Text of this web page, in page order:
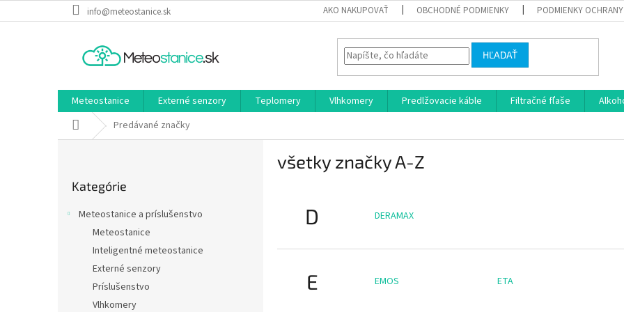
na
info@meteostanice.sk AKO NAKUPOVAŤ OBCHODNÉ PODMIENKY PODMIENKY OCHRANY
HĽADAŤ
Meteostanice Externé senzory Teplomery Vlhkomery Predlžovacie káble Filtračné fľaše
DomovPredávané značky
kategórie
Kategórie
Meteostanice a príslušenstvo
Meteostanice
Inteligentné meteostanice
Externé senzory
Príslušenstvo
Vlhkomery
všetky značky A-Z
D DERAMAX
E EMOS ETA